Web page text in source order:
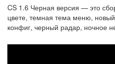
CS 1.6 Черная версия — это
цвете, темная тема меню,
конфиг, черный радар, ночное